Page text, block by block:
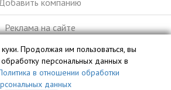
компанию
Реклама на сайте
vyvoz.org является интеллектуальной
ООО «Профит» и охраняется законом.
куки. Продолжая им пользоваться, вы
персональных данных в
в отношении обработки
данных